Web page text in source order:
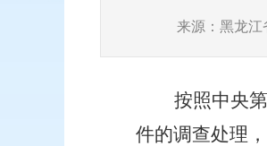
来源：黑龙江
按照中央
件的调查处理，